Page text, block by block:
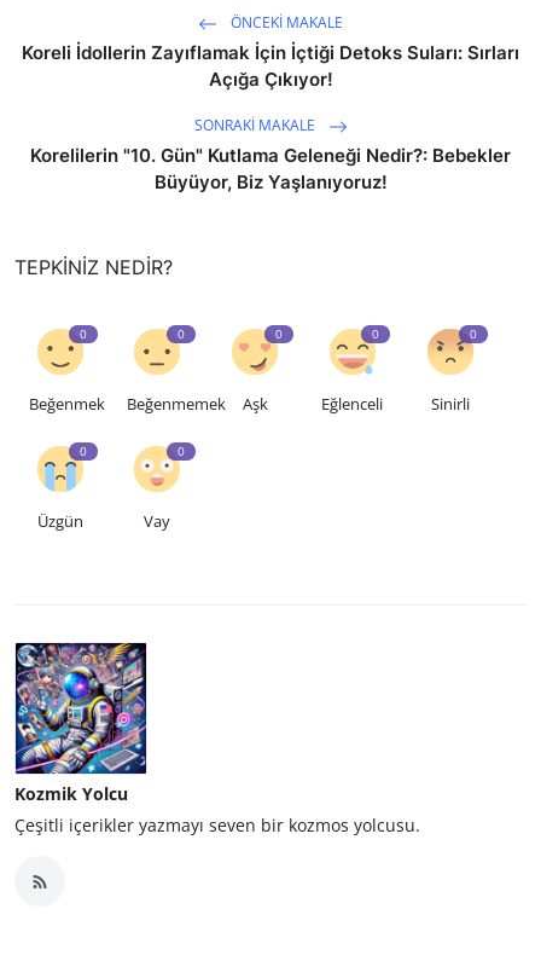
ÖNCEKI MAKALE
Koreli İdollerin Zayıflamak İçin İçtiği Detoks Suları: Sırları
Açığa Çıkıyor!
SONRAKI MAKALE
Korelilerin "10. Gün" Kutlama Geleneği Nedir?: Bebekler
Büyüyor, Biz Yaşlanıyoruz!
TEPKINIZ NEDIR?
0
Beğenmek
0
Beğenmemek
0
Aşk
0
Eğlenceli
0
Sinirli
0
Üzgün
0
Vay
Kozmik Yolcu
Çeşitli içerikler yazmayı seven bir kozmos yolcusu.